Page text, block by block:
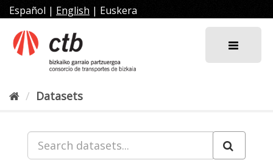
Skip
to
content
Español | English | Euskera
Datasets